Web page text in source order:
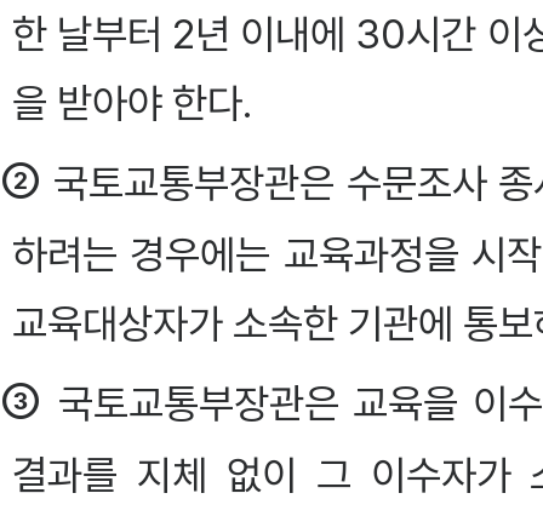
한 날부터 2년 이내에 30시간 이
을 받아야 한다.
② 국토교통부장관은 수문조사
하려는 경우에는 교육과정을 시
교육대상자가 소속한 기관에 통
③ 국토교통부장관은 교육을 이
결과를 지체 없이 그 이수자가